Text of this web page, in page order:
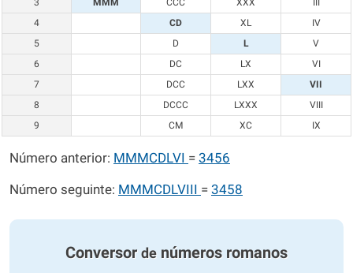
3
MMM CCC XXX
III
4
CD XL
IV
5
D L
V
6
DC LX
VI
7
DCC LXX
VII
8
DCCC LXXX
VIII
9
CM XC IX
Número anterior: MMMCDLVI = 3456
Número seguinte: MMMCDLVIII = 3458
Conversor de números romanos